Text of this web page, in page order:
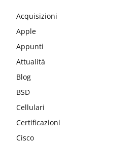
Acquisizioni
Apple
Appunti
Attualità
Blog
BSD
Cellulari
Certificazioni
Cisco